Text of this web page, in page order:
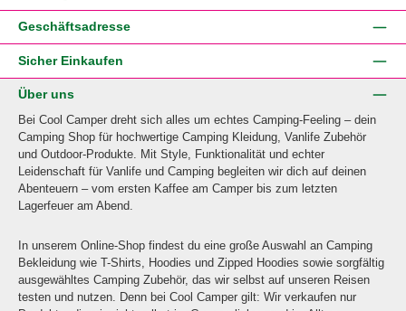
Geschäftsadresse
Sicher Einkaufen
Über uns
Bei Cool Camper dreht sich alles um echtes Camping-Feeling – dein
Camping Shop für hochwertige Camping Kleidung, Vanlife Zubehör
und Outdoor-Produkte. Mit Style, Funktionalität und echter
Leidenschaft für Vanlife und Camping begleiten wir dich auf deinen
Abenteuern – vom ersten Kaffee am Camper bis zum letzten
Lagerfeuer am Abend.
In unserem Online-Shop findest du eine große Auswahl an Camping
Bekleidung wie T-Shirts, Hoodies und Zipped Hoodies sowie sorgfältig
ausgewähltes Camping Zubehör, das wir selbst auf unseren Reisen
testen und nutzen. Denn bei Cool Camper gilt: Wir verkaufen nur